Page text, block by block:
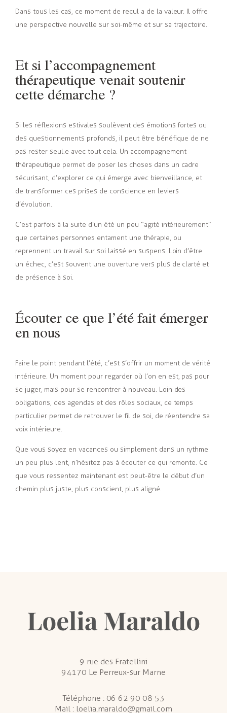
Dans tous les cas, ce moment de recul a de la valeur. Il offre
une perspective nouvelle sur soi-même et sur sa trajectoire.
Et si l’accompagnement
thérapeutique venait soutenir
cette démarche ?
Si les réflexions estivales soulèvent des émotions fortes ou
des questionnements profonds, il peut être bénéfique de ne
pas rester seul.e avec tout cela. Un accompagnement
thérapeutique permet de poser les choses dans un cadre
sécurisant, d’explorer ce qui émerge avec bienveillance, et
de transformer ces prises de conscience en leviers
d’évolution.
C’est parfois à la suite d’un été un peu “agité intérieurement”
que certaines personnes entament une thérapie, ou
reprennent un travail sur soi laissé en suspens. Loin d’être
un échec, c’est souvent une ouverture vers plus de clarté et
de présence à soi.
Écouter ce que l’été fait émerger
en nous
Faire le point pendant l’été, c’est s’offrir un moment de vérité
intérieure. Un moment pour regarder où l’on en est, pas pour
se juger, mais pour se rencontrer à nouveau. Loin des
obligations, des agendas et des rôles sociaux, ce temps
particulier permet de retrouver le fil de soi, de réentendre sa
voix intérieure.
Que vous soyez en vacances ou simplement dans un rythme
un peu plus lent, n’hésitez pas à écouter ce qui remonte. Ce
que vous ressentez maintenant est peut-être le début d’un
chemin plus juste, plus conscient, plus aligné.
9 rue des Fratellini
94170 Le Perreux-sur Marne
Téléphone : 06 62 90 08 53
Mail : loelia.maraldo@gmail.com